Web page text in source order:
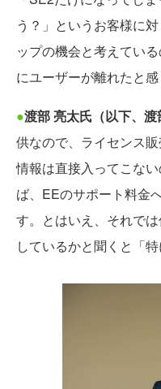
う？」というお客様に
ップの機会と考えてい
にユーザーが離れたと感
●渡部 亮太氏（以下、渡
供なので、ライセンス
情報は直接入ってこな
ば、EEのサポート料金
す。とはいえ、それで
しているかと聞くと「特